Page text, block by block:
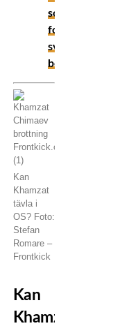
som
formade
svensk
boxning
Kan
Khamzat
tävla i
OS? Foto:
Stefan
Romare –
Frontkick
Kan
Khamzat